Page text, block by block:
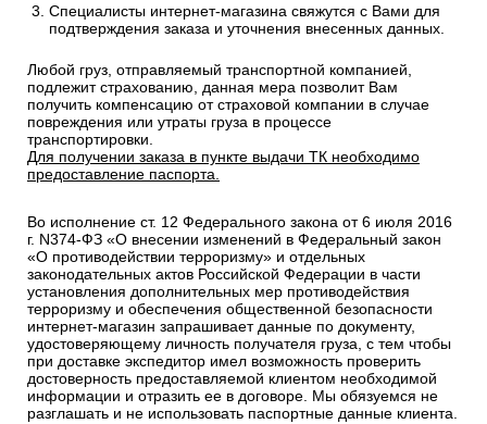
Специалисты интернет-магазина свяжутся с Вами для
подтверждения заказа и уточнения внесенных данных.
Любой груз, отправляемый транспортной компанией,
подлежит страхованию, данная мера позволит Вам
получить компенсацию от страховой компании в случае
повреждения или утраты груза в процессе
транспортировки.
Для получении заказа в пункте выдачи ТК необходимо
предоставление паспорта.
Во исполнение ст. 12 Федерального закона от 6 июля 2016
г. N374-ФЗ «О внесении изменений в Федеральный закон
«О противодействии терроризму» и отдельных
законодательных актов Российской Федерации в части
установления дополнительных мер противодействия
терроризму и обеспечения общественной безопасности
интернет-магазин запрашивает данные по документу,
удостоверяющему личность получателя груза, с тем чтобы
при доставке экспедитор имел возможность проверить
достоверность предоставляемой клиентом необходимой
информации и отразить ее в договоре. Мы обязуемся не
разглашать и не использовать паспортные данные клиента.